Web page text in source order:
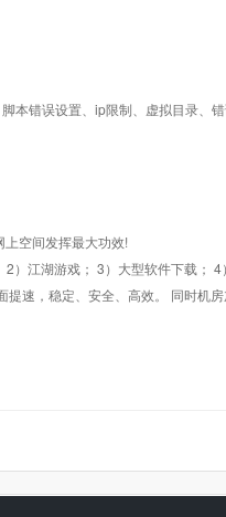
本错误设置、ip限制、虚拟目录、
空间发挥最大功效!
江湖游戏； 3）大型软件下载； 4
速，稳定、安全、高效。 同时机房